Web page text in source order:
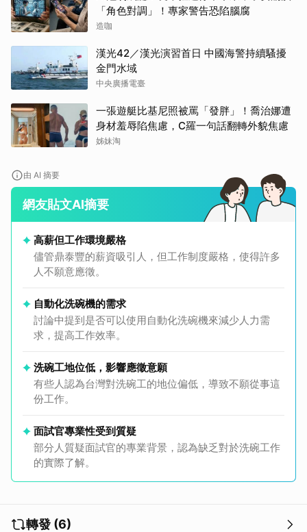
「角色對調」！專家警告恐陷腦腐
造咖
漢光42／漢光演習首日 中國海警持續騷擾
金門水域
中央廣播電臺
一張遊艇比基尼照被罵「發胖」！喬治娜遭
身材羞辱陷焦慮，C羅一句話翻轉外貌焦慮
姊妹淘
由 AI 摘要
網友貼文AI摘要
高薪但工作環境嚴格
儘管鼎泰豐的薪資吸引人，但工作制度嚴格，使得許多
人不願意應徵。
自動化洗碗機的需求
討論中提到是否可以使用自動化洗碗機來減少人力需
求，提高工作效率。
洗碗工地位低，影響應徵意願
有些人認為台灣對洗碗工的地位偏低，導致不願從事這
份工作。
面試官專業性受到質疑
部分人質疑面試官的專業背景，認為缺乏對於洗碗工作
的實際了解。
轉發 (6)
取消